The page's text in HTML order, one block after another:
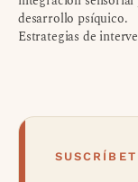
desarrollo psíquico.
Estrategias de